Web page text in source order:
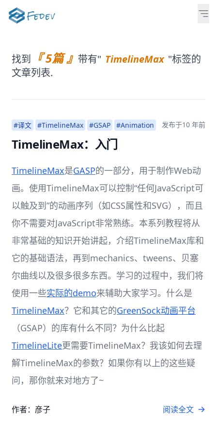
找到 『 5篇 』 带有" TimelineMax "标签的
文章列表.
#译文 #TimelineMax #GSAP #Animation 发布于10 年前
TimelineMax：入门
TimelineMax是GASP的一部分，用于制作Web动
画。使用TimelineMax可以控制“任何JavaScript可
以触及到”的动画序列（如CSS属性和SVG），而且
你不需要对JavaScript非常熟练。本系列教程将从
非常基础的知识开始讲起，介绍TimelineMax库和
它的基础语法，再到mechanics、tweens、贝塞
尔曲线以及很多很多东西。学习的过程中，我们将
使用一些实际的demo来辅助大家学习。什么是
TimelineMax？它和其它的GreenSock动画平台
（GSAP）的库有什么不同？为什么比起
TimelineLite更需要TimelineMax？我该如何去理
解TimelineMax的参数？如果你有以上的这些疑
问，那你就来对地方了~
作者：彦子 阅读全文